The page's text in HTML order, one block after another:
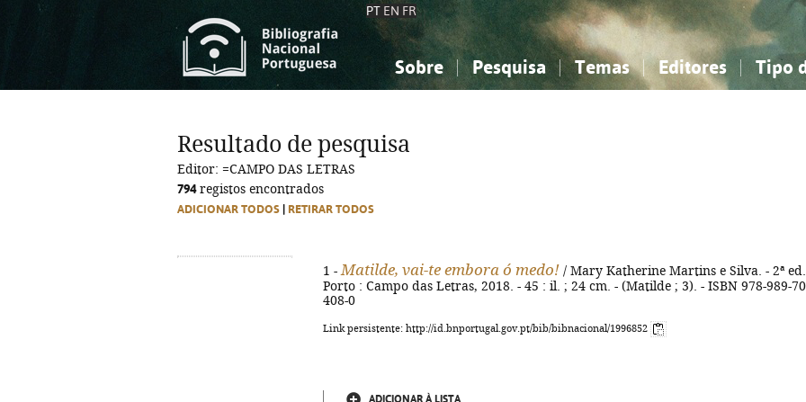
PT EN FR
Sobre Pesquisa Temas
Ciências sociais...
Editores Tipo
Ciências sociais...
Resultado de pesquisa
Editor: =CAMPO DAS LETRAS
794registos encontrados
ADICIONAR TODOS RETIRAR TODOS
1 - Matilde, vai-te embora ó medo! / Mary Katherine Martins e Silva. - 2ª
Porto : Campo das Letras, 2018. - 45 : il. ; 24 cm. - (Matilde ; 3). - ISBN 978-989-
408-0
Link persistente: http://id.bnportugal.gov.pt/bib/bibnacional/1996852
ADICIONAR À LISTA